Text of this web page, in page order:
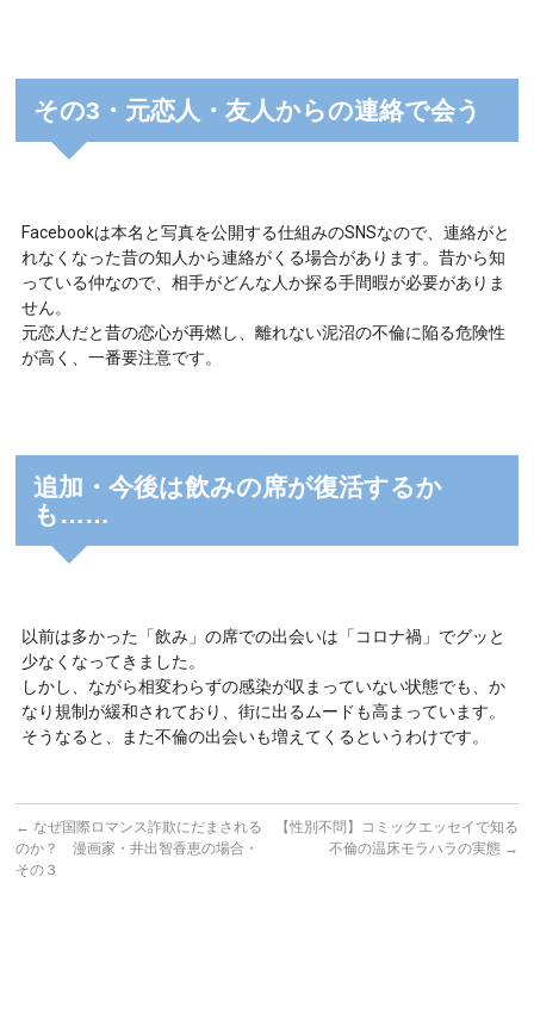
その3・元恋人・友人からの連絡で会う
Facebookは本名と写真を公開する仕組みのSNSなので、連絡がと
れなくなった昔の知人から連絡がくる場合があります。昔から知
っている仲なので、相手がどんな人か探る手間暇が必要がありま
せん。
元恋人だと昔の恋心が再燃し、離れない泥沼の不倫に陥る危険性
が高く、一番要注意です。
追加・今後は飲みの席が復活するか
も……
以前は多かった「飲み」の席での出会いは「コロナ禍」でグッと
少なくなってきました。
しかし、ながら相変わらずの感染が収まっていない状態でも、か
なり規制が緩和されており、街に出るムードも高まっています。
そうなると、また不倫の出会いも増えてくるというわけです。
← なぜ国際ロマンス詐欺にだまされる
のか？ 漫画家・井出智香恵の場合・
その３
【性別不問】コミックエッセイで知る
不倫の温床モラハラの実態 →